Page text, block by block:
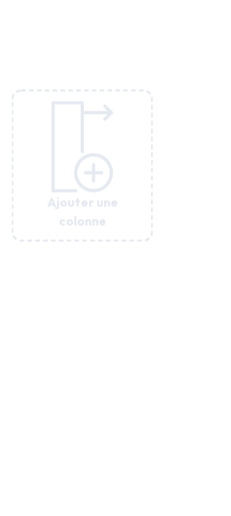
Ajouter une
colonne
Ajouter une
colonne
Ajouter une
colonne
Ajouter une
colonne
Ajouter une
colonne
Ajouter une
colonne
Ajouter une
colonne